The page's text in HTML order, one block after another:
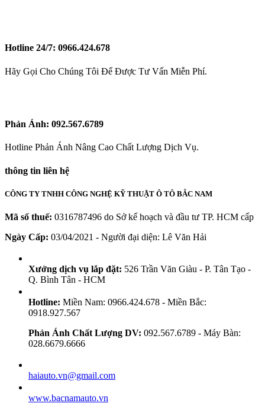
Hotline 24/7: 0966.424.678
Hãy Gọi Cho Chúng Tôi Để Được Tư Vấn Miễn Phí.
Phản Ánh: 092.567.6789
Hotline Phản Ánh Nâng Cao Chất Lượng Dịch Vụ.
thông tin liên hệ
CÔNG TY TNHH CÔNG NGHỆ KỸ THUẬT Ô TÔ BẮC NAM
Mã số thuế: 0316787496 do Sở kế hoạch và đầu tư TP. HCM cấp
Ngày Cấp: 03/04/2021 - Người đại diện: Lê Văn Hải
Xưởng dịch vụ lắp đặt: 526 Trần Văn Giàu - P. Tân Tạo -
Q. Bình Tân - HCM
Hotline: Miền Nam: 0966.424.678 - Miền Bắc:
0918.927.567
Phản Ánh Chất Lượng DV: 092.567.6789 - Máy Bàn:
028.6679.6666
haiauto.vn@gmail.com
www.bacnamauto.vn